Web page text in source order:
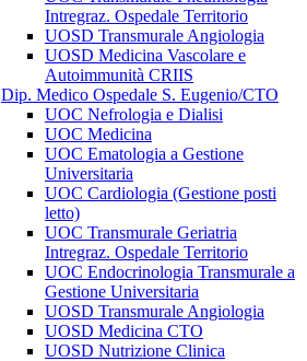
Intregraz. Ospedale Territorio
UOSD Transmurale Angiologia
UOSD Medicina Vascolare e
Autoimmunità CRIIS
Dip. Medico Ospedale S. Eugenio/CTO
UOC Nefrologia e Dialisi
UOC Medicina
UOC Ematologia a Gestione
Universitaria
UOC Cardiologia (Gestione posti
letto)
UOC Transmurale Geriatria
Intregraz. Ospedale Territorio
UOC Endocrinologia Transmurale a
Gestione Universitaria
UOSD Transmurale Angiologia
UOSD Medicina CTO
UOSD Nutrizione Clinica